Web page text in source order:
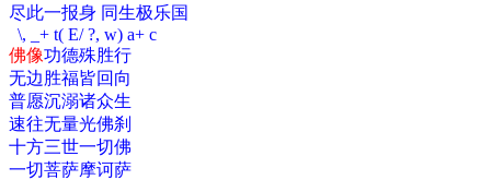
尽此一报身 同生极乐国
\, _+ t( E/ ?, w) a+ c
佛像功德殊胜行
无边胜福皆回向
普愿沉溺诸众生
速往无量光佛刹
十方三世一切佛
一切菩萨摩诃萨